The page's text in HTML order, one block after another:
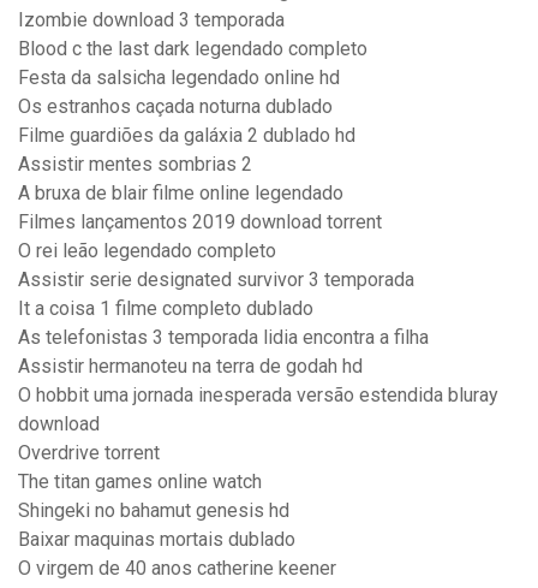
Izombie download 3 temporada
Blood c the last dark legendado completo
Festa da salsicha legendado online hd
Os estranhos caçada noturna dublado
Filme guardiões da galáxia 2 dublado hd
Assistir mentes sombrias 2
A bruxa de blair filme online legendado
Filmes lançamentos 2019 download torrent
O rei leão legendado completo
Assistir serie designated survivor 3 temporada
It a coisa 1 filme completo dublado
As telefonistas 3 temporada lidia encontra a filha
Assistir hermanoteu na terra de godah hd
O hobbit uma jornada inesperada versão estendida bluray
download
Overdrive torrent
The titan games online watch
Shingeki no bahamut genesis hd
Baixar maquinas mortais dublado
O virgem de 40 anos catherine keener